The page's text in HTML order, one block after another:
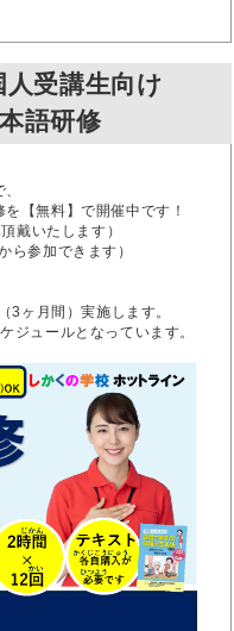
人受講生向け
語研修
【無料】で開催中です！
戴いたします）
ら参加できます）
3ヶ月間）実施します。
ジュールとなっています。